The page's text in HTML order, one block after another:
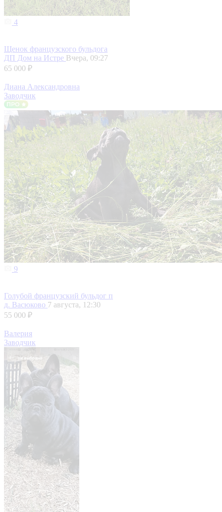
4
Щенок французского бульдога
ДП Дом на Истре Вчера, 09:27
65 000 ₽
Диана Александровна
Заводчик
9
Голубой французский бульдог п
д. Васюково 7 августа, 12:30
55 000 ₽
Валерия
Заводчик